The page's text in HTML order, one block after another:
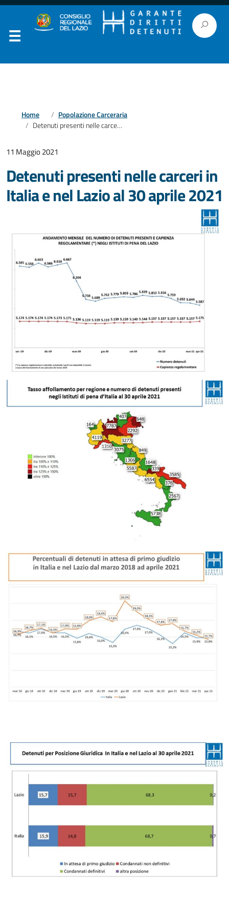
Home
Popolazione Carceraria
Detenuti presenti nelle carceri in Italia e nel Lazio al 30 aprile 2021
11 Maggio 2021
Detenuti presenti nelle carceri in
Italia e nel Lazio al 30 aprile 2021